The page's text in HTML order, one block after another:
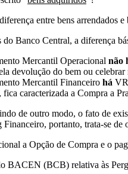
entre bens arrendados e
do Banco Central, a diferença
Mercantil Operacional não
devolução do bem ou
Mercantil Financeiro há
fica caracterizada a Compra a
de outro modo, o fato de
portanto, trata-se de
a Opção de Compra e o
BACEN (BCB) relativa às